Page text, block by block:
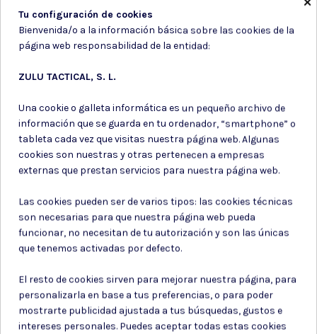
Utiles de
supervivencia
LUZ QUIMICA 4. COLOR:
ROJA
1,60 €
Utiles de
supervivencia
PEDERNAL CON
ACCESORIOS
Tu configuración de cookies
Bienvenida/o a la información básica sobre las cookies de la
página web responsabilidad de la entidad:
ZULU TACTICAL, S. L.
Una cookie o galleta informática es un pequeño archivo de
información que se guarda en tu ordenador, “smartphone” o
tableta cada vez que visitas nuestra página web. Algunas
cookies son nuestras y otras pertenecen a empresas
externas que prestan servicios para nuestra página web.
Las cookies pueden ser de varios tipos: las cookies técnicas
son necesarias para que nuestra página web pueda
funcionar, no necesitan de tu autorización y son las únicas
que tenemos activadas por defecto.
El resto de cookies sirven para mejorar nuestra página, para
personalizarla en base a tus preferencias, o para poder
mostrarte publicidad ajustada a tus búsquedas, gustos e
intereses personales. Puedes aceptar todas estas cookies